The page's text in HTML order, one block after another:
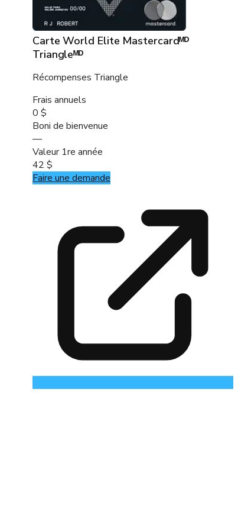
Carte World Elite Mastercardᴹᴰ
Triangleᴹᴰ
Récompenses Triangle
Frais annuels
0 $
Boni de bienvenue
—
Valeur 1re année
42 $
Faire une demande